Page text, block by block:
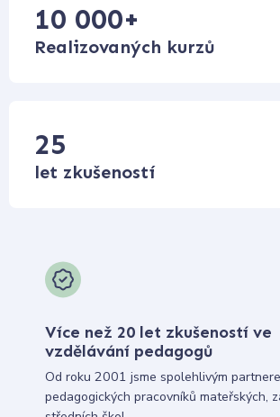
10 000+
Realizovaných kurzů
25
let zkušeností
Více než 20 let zkušeností ve
vzdělávání pedagogů
Od roku 2001 jsme spolehlivým
pedagogických pracovníků mateřských,